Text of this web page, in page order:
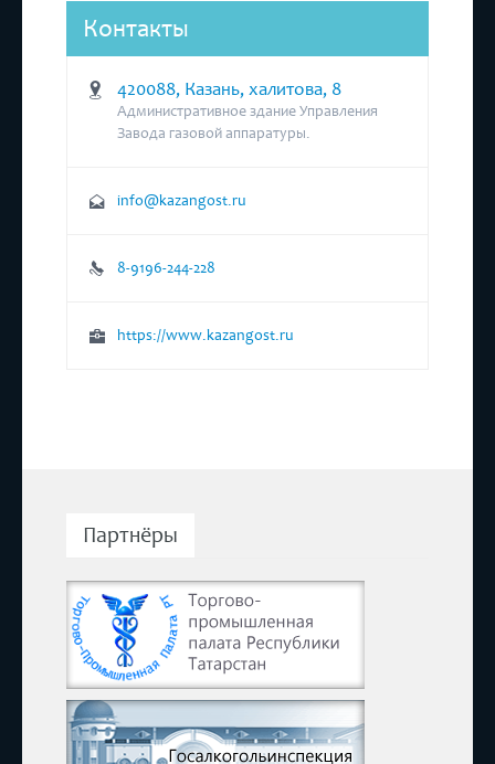
Контакты
420088, Казань, халитова, 8
Административное здание Управления
Завода газовой аппаратуры.
info@kazangost.ru
8-9196-244-228
https://www.kazangost.ru
Партнёры